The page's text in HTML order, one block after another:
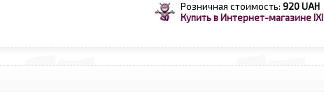
Розничная стоимость: 920 UAH
Купить в Интернет-магазине IXI